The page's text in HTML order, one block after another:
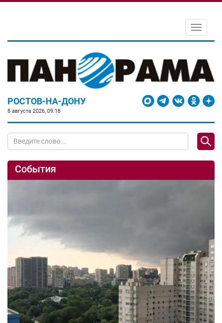
Toggle
РОСТОВ-НА-ДОНУ
8 августа 2026, 09:18
События